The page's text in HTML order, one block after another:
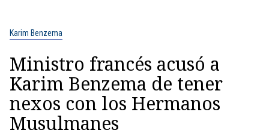
Karim Benzema
Ministro francés acusó a
Karim Benzema de tener
nexos con los Hermanos
Musulmanes